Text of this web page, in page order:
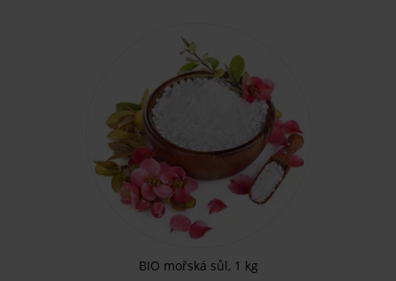
BIO mořská sůl, 1 kg